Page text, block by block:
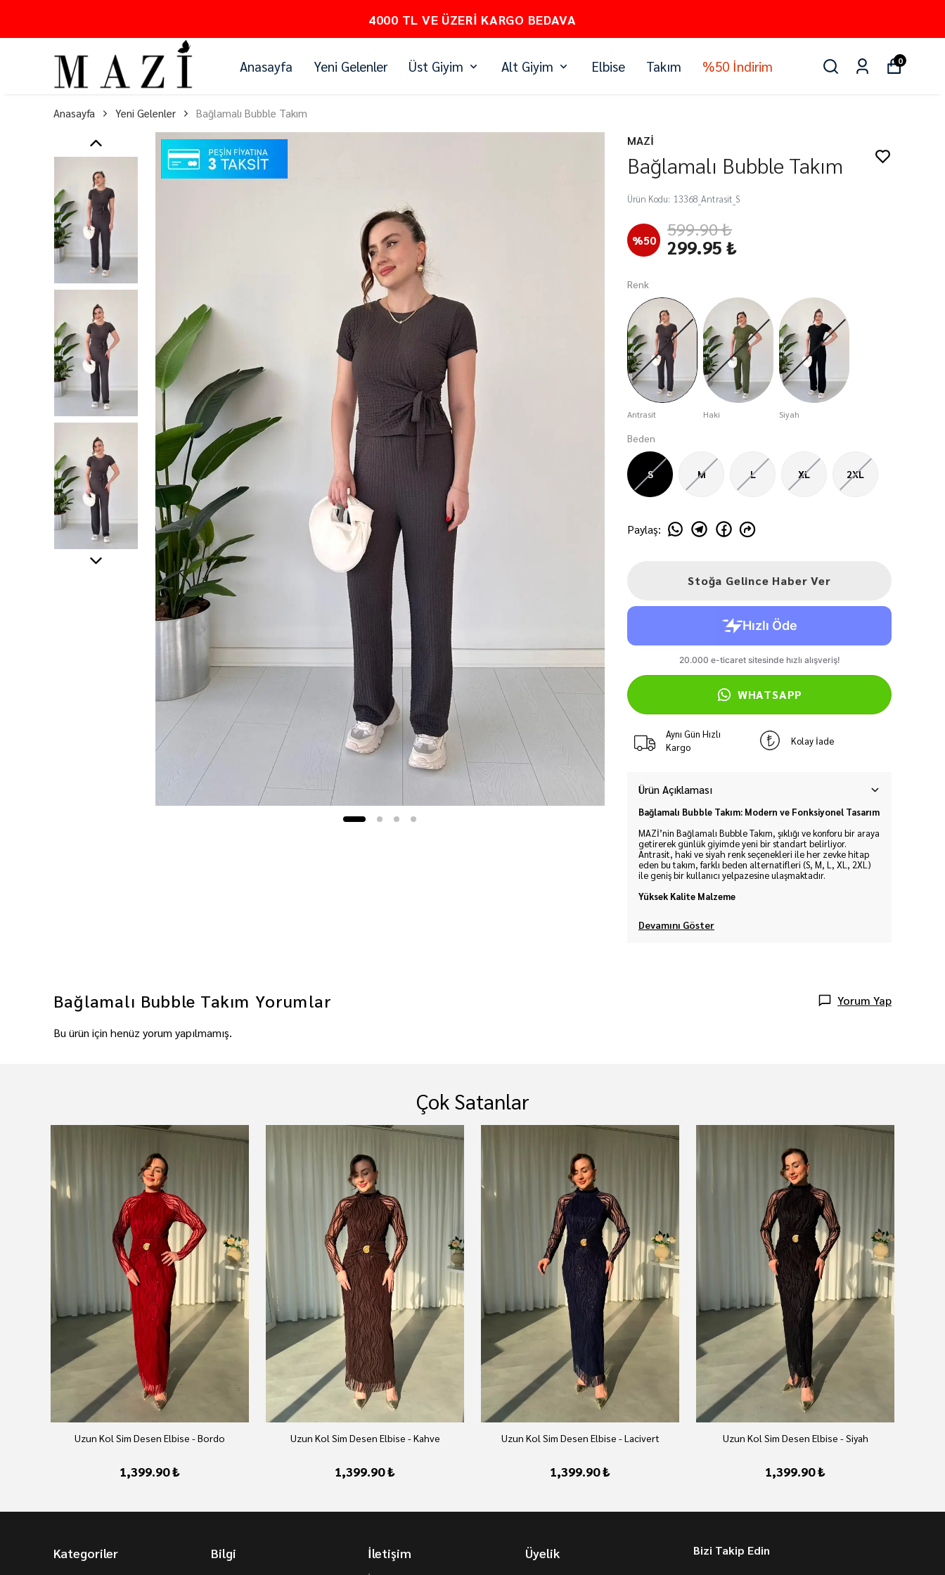
PEŞİN FİYATINA 3 TAKSİT
Anasayfa Yeni Gelenler Üst Giyim Alt Giyim Elbise Takım %50 İndirim 0
Anasayfa Yeni Gelenler Bağlamalı Bubble Takım
MAZİ
Bağlamalı Bubble Takım
Ürün Kodu: 13368_Antrasit_S
%50 599.90 ₺
299.95 ₺
Renk
Antrasit Haki Siyah
Beden
S M L XL 2XL
Paylaş:
Stoğa Gelince Haber Ver
WHATSAPP
Aynı Gün Hızlı
Kargo
Kolay İade
Ürün Açıklaması
Bağlamalı Bubble Takım: Modern ve Fonksiyonel Tasarım
MAZİ’nin Bağlamalı Bubble Takım, şıklığı ve konforu bir araya
getirerek günlük giyimde yeni bir standart belirliyor.
Antrasit, haki ve siyah renk seçenekleri ile her zevke hitap
eden bu takım, farklı beden alternatifleri (S, M, L, XL, 2XL)
ile geniş bir kullanıcı yelpazesine ulaşmaktadır.
Yüksek Kalite Malzeme
Devamını Göster
Bağlamalı Bubble Takım Yorumlar Yorum Yap
Bu ürün için henüz yorum yapılmamış.
Çok Satanlar
Uzun Kol Sim Desen Elbise - Bordo
1,399.90 ₺
Uzun Kol Sim Desen Elbise - Kahve
1,399.90 ₺
Uzun Kol Sim Desen Elbise - Lacivert
1,399.90 ₺
Uzun Kol Sim Desen Elbise - Siyah
1,399.90 ₺
Kategoriler Bilgi İletişim Üyelik Bizi Takip Edin